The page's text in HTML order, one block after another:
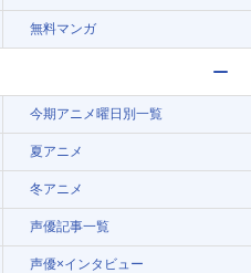
無料マンガ
今期アニメ曜日別一覧
夏アニメ
冬アニメ
声優記事一覧
声優×インタビュー